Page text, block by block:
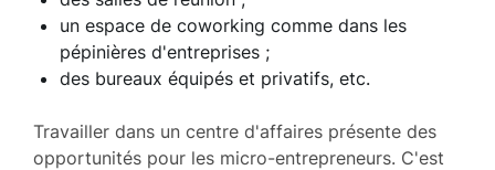
un espace de coworking comme dans les
pépinières d'entreprises ;
des bureaux équipés et privatifs, etc.
Travailler dans un centre d'affaires présente des
opportunités pour les micro-entrepreneurs. C'est